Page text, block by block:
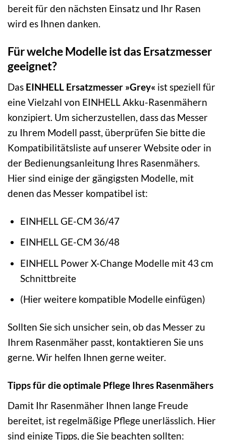
bereit für den nächsten Einsatz und Ihr Rasen
wird es Ihnen danken.
Für welche Modelle ist das Ersatzmesser
geeignet?
Das EINHELL Ersatzmesser »Grey« ist speziell für
eine Vielzahl von EINHELL Akku-Rasenmähern
konzipiert. Um sicherzustellen, dass das Messer
zu Ihrem Modell passt, überprüfen Sie bitte die
Kompatibilitätsliste auf unserer Website oder in
der Bedienungsanleitung Ihres Rasenmähers.
Hier sind einige der gängigsten Modelle, mit
denen das Messer kompatibel ist:
EINHELL GE-CM 36/47
EINHELL GE-CM 36/48
EINHELL Power X-Change Modelle mit 43 cm
Schnittbreite
(Hier weitere kompatible Modelle einfügen)
Sollten Sie sich unsicher sein, ob das Messer zu
Ihrem Rasenmäher passt, kontaktieren Sie uns
gerne. Wir helfen Ihnen gerne weiter.
Tipps für die optimale Pflege Ihres Rasenmähers
Damit Ihr Rasenmäher Ihnen lange Freude
bereitet, ist regelmäßige Pflege unerlässlich. Hier
sind einige Tipps, die Sie beachten sollten: